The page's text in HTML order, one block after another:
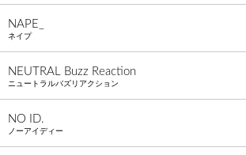
NAPE_
ネイプ
NEUTRAL Buzz Reaction
ニュートラルバズリアクション
NO ID.
ノーアイディー